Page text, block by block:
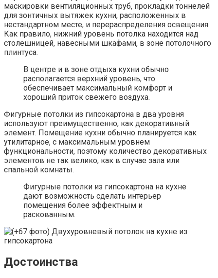
маскировки вентиляционных труб, прокладки тоннелей
для зонтичных вытяжек кухни, расположенных в
нестандартном месте, и перераспределения освещения.
Как правило, нижний уровень потолка находится над
столешницей, навесными шкафами, в зоне потолочного
плинтуса.
В центре и в зоне отдыха кухни обычно
располагается верхний уровень, что
обеспечивает максимальный комфорт и
хороший приток свежего воздуха.
Фигурные потолки из гипсокартона в два уровня
используют преимущественно, как декоративный
элемент. Помещение кухни обычно планируется как
утилитарное, с максимальным уровнем
функциональности, поэтому количество декоративных
элементов не так велико, как в случае зала или
спальной комнаты.
Фигурные потолки из гипсокартона на кухне
дают возможность сделать интерьер
помещения более эффектным и
раскованным.
Достоинства